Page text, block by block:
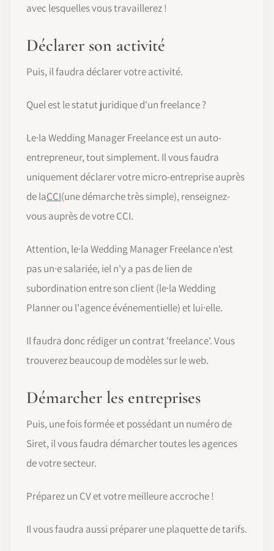
avec lesquelles vous travaillerez !
Déclarer son activité
Puis, il faudra déclarer votre activité.
Quel est le statut juridique d'un freelance ?
Le·la Wedding Manager Freelance est un auto-
entrepreneur, tout simplement. Il vous faudra
uniquement déclarer votre micro-entreprise auprès
de laCCI(une démarche très simple), renseignez-
vous auprès de votre CCI.
Attention, le·la Wedding Manager Freelance n'est
pas un·e salariée, iel n'y a pas de lien de
subordination entre son client (le·la Wedding
Planner ou l'agence événementielle) et lui·elle.
Il faudra donc rédiger un contrat 'freelance'. Vous
trouverez beaucoup de modèles sur le web.
Démarcher les entreprises
Puis, une fois formée et possédant un numéro de
Siret, il vous faudra démarcher toutes les agences
de votre secteur.
Préparez un CV et votre meilleure accroche !
Il vous faudra aussi préparer une plaquette de tarifs.